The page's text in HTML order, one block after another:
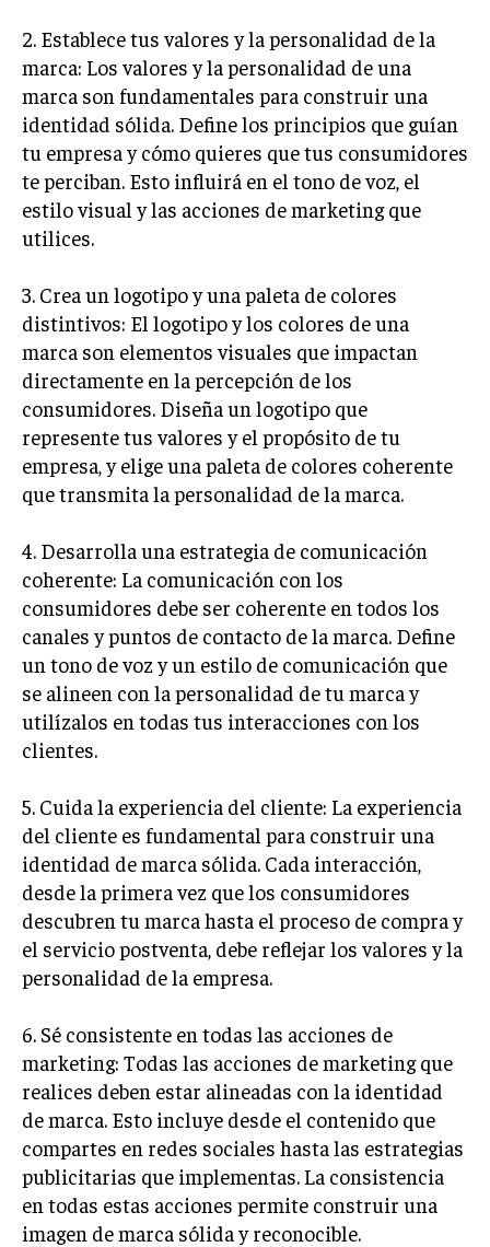
FINANZAS Y CONTABILIDAD
GESTIÓN DE RECURSOS FINANCIEROS
INVERSIONES Y MERCADOS FINANCIEROS
CONTABILIDAD EMPRESARIAL
ECONOMÍA EMPRESARIAL
COMERCIO INTERNACIONAL
EXPANSIÓN GLOBAL
IMPORTACIÓN Y EXPORTACIÓN
ALIANZAS ESTRATÉGICAS
TECNOLOGIA
GESTIÓN DE LA INNOVACIÓN TECNOLÓGICA
TRANSFORMACIÓN DIGITAL
ANALÍTICA EMPRESARIAL Y BUSINESS
INTELLIGENCE
CIBERSEGURIDAD EMPRESARIAL
ESTRATEGIA
GESTIÓN DEL RIESGO EMPRESARIAL
NEGOCIACIÓN Y RESOLUCIÓN DE CONFLICTOS
DERECHO EMPRESARIAL Y REGULACIONES
ÉXITO EMPRESARIAL Y CASOS DE ESTUDIO
GOBIERNO CORPORATIVO
NEGOCIOS
ESTRATEGIAS DE NEGOCIOS
MARKETING B2B
MARKETING B2C
FRANQUICIAS
MARKETING DE INFLUENCERS
2. Establece tus valores y la personalidad de la
marca: Los valores y la personalidad de una
marca son fundamentales para construir una
identidad sólida. Define los principios que guían
tu empresa y cómo quieres que tus consumidores
te perciban. Esto influirá en el tono de voz, el
estilo visual y las acciones de marketing que
utilices.
3. Crea un logotipo y una paleta de colores
distintivos: El logotipo y los colores de una
marca son elementos visuales que impactan
directamente en la percepción de los
consumidores. Diseña un logotipo que
represente tus valores y el propósito de tu
empresa, y elige una paleta de colores coherente
que transmita la personalidad de la marca.
4. Desarrolla una estrategia de comunicación
coherente: La comunicación con los
consumidores debe ser coherente en todos los
canales y puntos de contacto de la marca. Define
un tono de voz y un estilo de comunicación que
se alineen con la personalidad de tu marca y
utilízalos en todas tus interacciones con los
clientes.
5. Cuida la experiencia del cliente: La experiencia
del cliente es fundamental para construir una
identidad de marca sólida. Cada interacción,
desde la primera vez que los consumidores
descubren tu marca hasta el proceso de compra y
el servicio postventa, debe reflejar los valores y la
personalidad de la empresa.
6. Sé consistente en todas las acciones de
marketing: Todas las acciones de marketing que
realices deben estar alineadas con la identidad
de marca. Esto incluye desde el contenido que
compartes en redes sociales hasta las estrategias
publicitarias que implementas. La consistencia
en todas estas acciones permite construir una
imagen de marca sólida y reconocible.